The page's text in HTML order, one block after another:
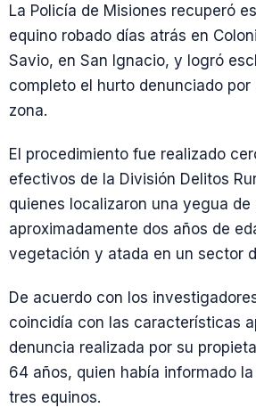
La Policía de Misiones recuperó
equino robado días atrás en
Savio, en San Ignacio, y logró
completo el hurto denunciado
zona.
El procedimiento fue realizado
efectivos de la División Delitos
quienes localizaron una yegua de
aproximadamente dos años de
vegetación y atada en un sector
De acuerdo con los
coincidía con las características
denuncia realizada por su
64 años, quien había informado
tres equinos.